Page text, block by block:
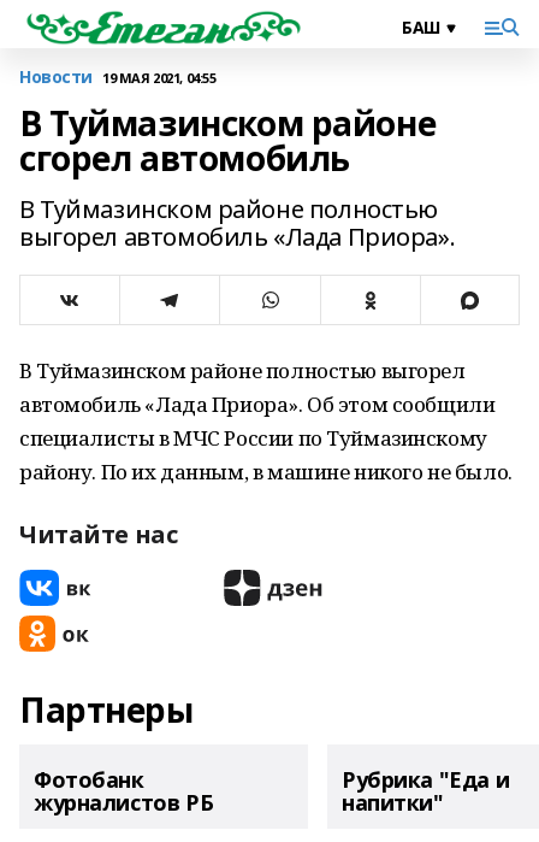
Новости 19 МАЯ 2021, 04:55
В Туймазинском районе
сгорел автомобиль
В Туймазинском районе полностью
выгорел автомобиль «Лада Приора».
В Туймазинском районе полностью выгорел
автомобиль «Лада Приора». Об этом сообщили
специалисты в МЧС России по Туймазинскому
району. По их данным, в машине никого не было.
Читайте нас
Партнеры
Фотобанк
журналистов РБ
Рубрика "Еда и
напитки"